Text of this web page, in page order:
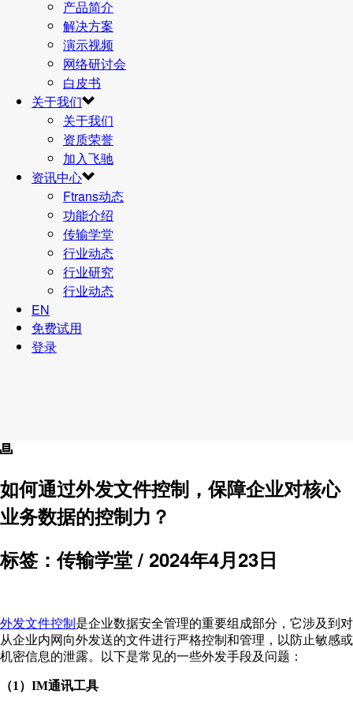
产品简介
解决方案
演示视频
网络研讨会
白皮书
关于我们
关于我们
资质荣誉
加入飞驰
资讯中心
Ftrans动态
功能介绍
传输学堂
行业动态
行业研究
行业动态
EN
免费试用
登录
如何通过外发文件控制，保障企业对核心
业务数据的控制力？
标签：传输学堂 / 2024年4月23日
外发文件控制 是企业数据安全管理的重要组成部分，它涉及到对
从企业内网向外发送的文件进行严格控制和管理，以防止敏感或
机密信息的泄露。以下是常见的一些外发手段及问题：
（1）IM通讯工具